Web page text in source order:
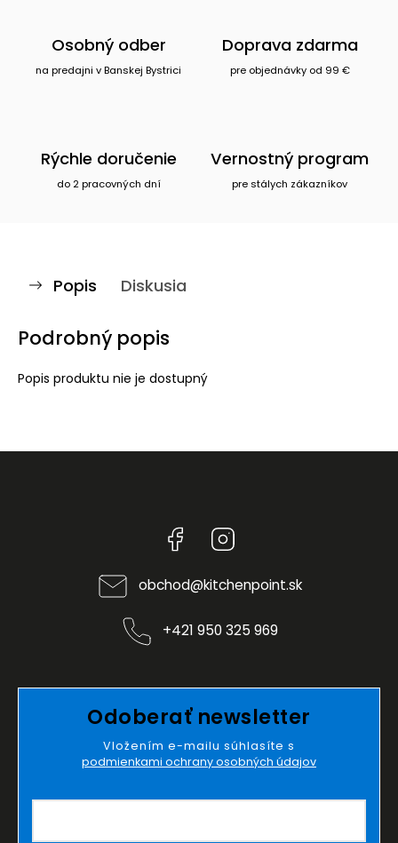
Osobný odber
na predajni v Banskej Bystrici
Doprava zdarma
pre objednávky od 99 €
Rýchle doručenie
do 2 pracovných dní
Vernostný program
pre stálych zákazníkov
Popis Diskusia
Podrobný popis
Popis produktu nie je dostupný
Facebook
obchod@kitchenpoint.sk
+421 950 325 969
Odoberať newsletter
Vložením e-mailu súhlasíte s
podmienkami ochrany osobných údajov